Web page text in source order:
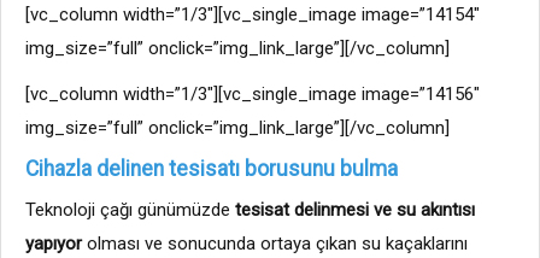
[vc_column width=”1/3″][vc_single_image image=”14154″
img_size=”full” onclick=”img_link_large”][/vc_column]
[vc_column width=”1/3″][vc_single_image image=”14156″
img_size=”full” onclick=”img_link_large”][/vc_column]
Cihazla delinen tesisatı borusunu bulma
Teknoloji çağı günümüzde tesisat delinmesi ve su akıntısı
yapıyorolması ve sonucunda ortaya çıkan su kaçaklarını